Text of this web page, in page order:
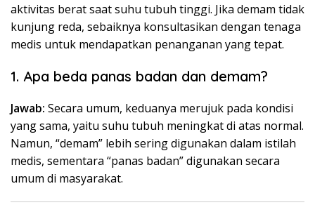
aktivitas berat saat suhu tubuh tinggi. Jika demam tidak
kunjung reda, sebaiknya konsultasikan dengan tenaga
medis untuk mendapatkan penanganan yang tepat.
1. Apa beda panas badan dan demam?
Jawab: Secara umum, keduanya merujuk pada kondisi
yang sama, yaitu suhu tubuh meningkat di atas normal.
Namun, “demam” lebih sering digunakan dalam istilah
medis, sementara “panas badan” digunakan secara
umum di masyarakat.